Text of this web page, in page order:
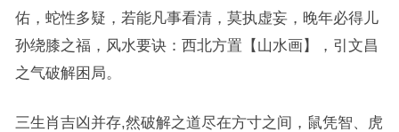
佑，蛇性多疑，若能凡事看清，莫执虚妄，晚年必得儿
孙绕膝之福，风水要诀：西北方置【山水画】，引文昌
之气破解困局。
三生肖吉凶并存,然破解之道尽在方寸之间，鼠凭智、虎